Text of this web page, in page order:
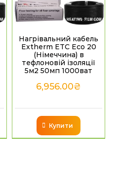
Нагрівальний кабель
Extherm ETC Eco 20
(Німеччина) в
тефлоновій ізоляції
5м2 50мп 1000ват
6,956.00₴
Купити